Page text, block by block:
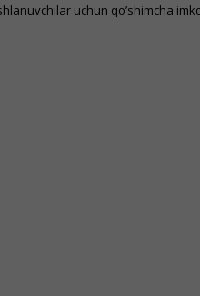
uchun qo’shimcha